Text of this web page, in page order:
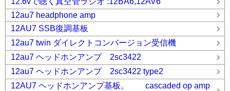
12au7 headphone amp
12AU7 SSB復調基板
12au7 twin ダイレクトコンバージョン受信機
12au7 ヘッドホンアンプ 2sc3422
12au7 ヘッドホンアンプ 2sc3422 type2
12AU7 ヘッドホンアンプ基板。 cascaded op amp